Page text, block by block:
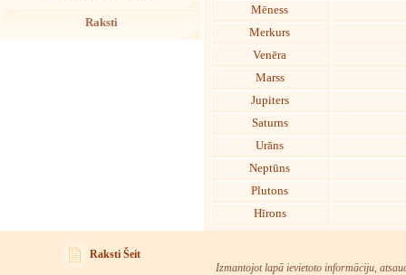
Raksti
Mēness
Merkurs
Venēra
Marss
Jupiters
Saturns
Urāns
Neptūns
Plutons
Hīrons
Raksti Šeit
Izmantojot lapā ievietoto informāciju,